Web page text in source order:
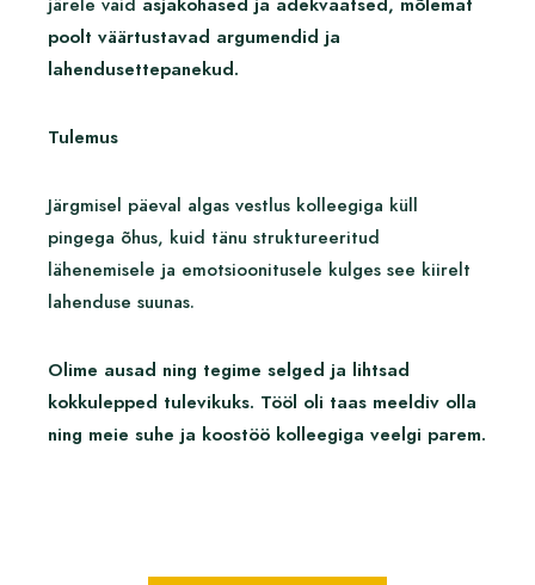
poolt väärtustavad argumendid ja
lahendusettepanekud.
Tulemus
Järgmisel päeval algas vestlus kolleegiga küll
pingega õhus, kuid tänu struktureeritud
lähenemisele ja emotsioonitusele kulges see kiirelt
lahenduse suunas.
Olime ausad ning tegime selged ja lihtsad
kokkulepped tulevikuks. Tööl oli taas meeldiv olla
ning meie suhe ja koostöö kolleegiga veelgi parem.